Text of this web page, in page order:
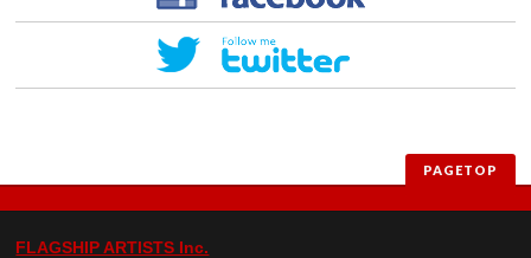
PAGETOP
FLAGSHIP ARTISTS Inc.